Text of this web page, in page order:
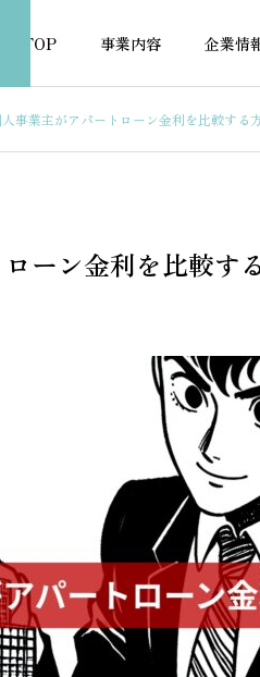
TOP 事業内容 企業情
勤続1年未満でも住宅ロ
査が通る銀行はある？
事業主がアパートローン金利を比較する
ーン金利を比較す